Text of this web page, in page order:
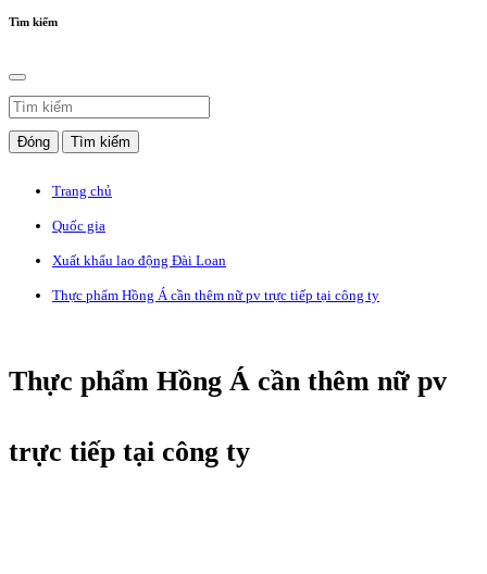
Tìm kiếm
Đóng Tìm kiếm
Trang chủ
Quốc gia
Xuất khẩu lao động Đài Loan
Thực phẩm Hồng Á cần thêm nữ pv trực tiếp tại công ty
Thực phẩm Hồng Á cần thêm nữ pv
trực tiếp tại công ty